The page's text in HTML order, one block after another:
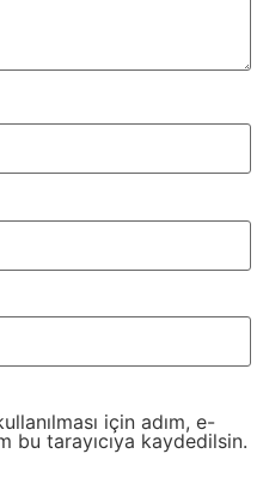
için adım, e-
bu tarayıcıya kaydedilsin.